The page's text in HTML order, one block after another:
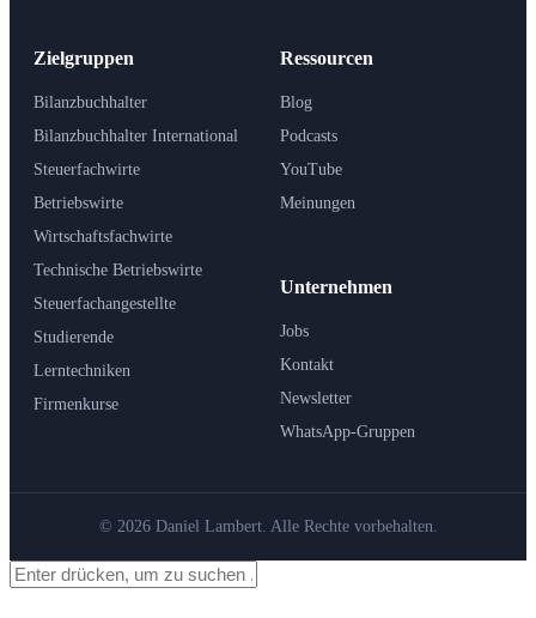
Zielgruppen
Bilanzbuchhalter
Bilanzbuchhalter International
Steuerfachwirte
Betriebswirte
Wirtschaftsfachwirte
Technische Betriebswirte
Steuerfachangestellte
Studierende
Lerntechniken
Firmenkurse
Ressourcen
Blog
Podcasts
YouTube
Meinungen
Unternehmen
Jobs
Kontakt
Newsletter
WhatsApp-Gruppen
© 2026 Daniel Lambert. Alle Rechte vorbehalten.